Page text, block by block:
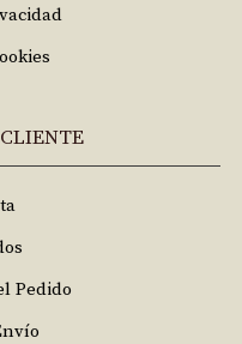
Pedido